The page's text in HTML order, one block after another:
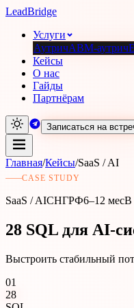
LeadBridge
Услуги
АутричABM-аутрич
Кейсы
О нас
Гайды
Партнёрам
Записаться на
Главная/Кейсы/SaaS / AI
CASE STUDY
SaaS / AIСНГРФ6–12 месВ
28 SQL для AI-
Выстроить стабильный
01
28